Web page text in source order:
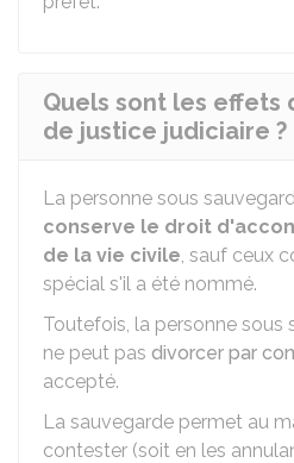
Quels sont les effets
de justice judiciaire ?
La personne sous
conserve le droit
de la vie civile, sauf ceux
spécial s'il a été nommé.
Toutefois, la personne sous
ne peut pas divorcer par
accepté.
La sauvegarde permet au
contester (soit en les